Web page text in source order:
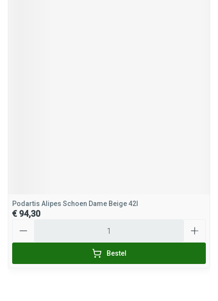
Podartis Alipes Schoen Dame Beige 42l
€ 94,30
Bestel